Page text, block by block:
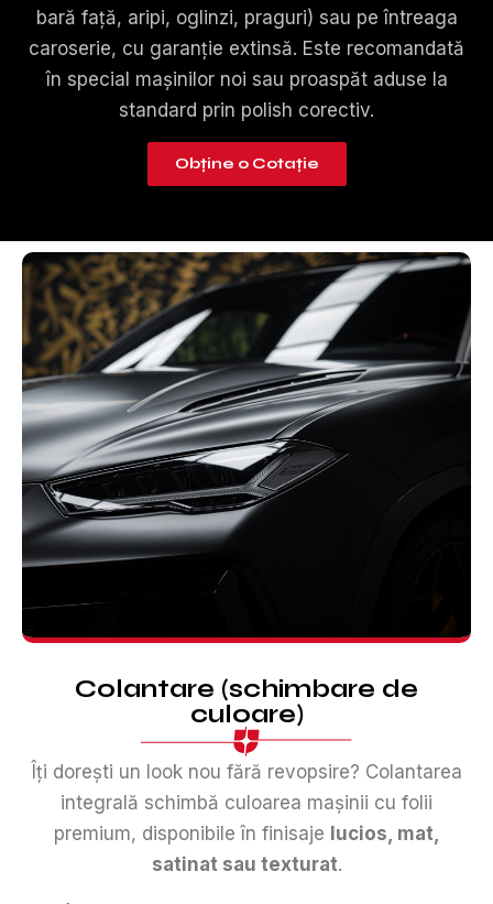
bară față, aripi, oglinzi, praguri) sau pe întreaga
caroserie, cu garanție extinsă. Este recomandată
în special mașinilor noi sau proaspăt aduse la
standard prin polish corectiv.
Obține o Cotație
Colantare (schimbare de
culoare)
Îți dorești un look nou fără revopsire? Colantarea
integrală schimbă culoarea mașinii cu folii
premium, disponibile în finisaje lucios, mat,
satinat sau texturat.